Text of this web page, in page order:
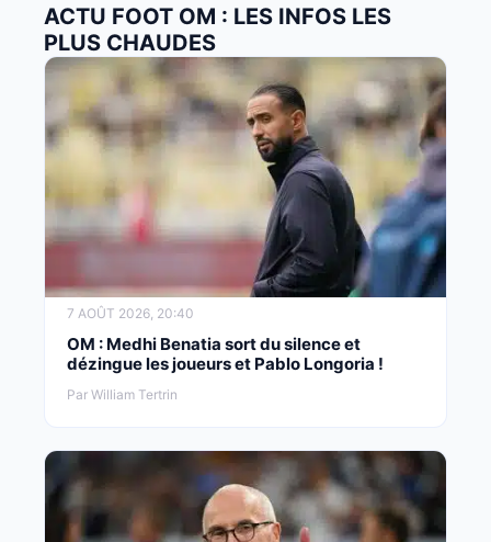
ACTU FOOT OM : LES INFOS LES
PLUS CHAUDES
7 AOÛT 2026, 20:40
OM : Medhi Benatia sort du silence et
dézingue les joueurs et Pablo Longoria !
Par William Tertrin